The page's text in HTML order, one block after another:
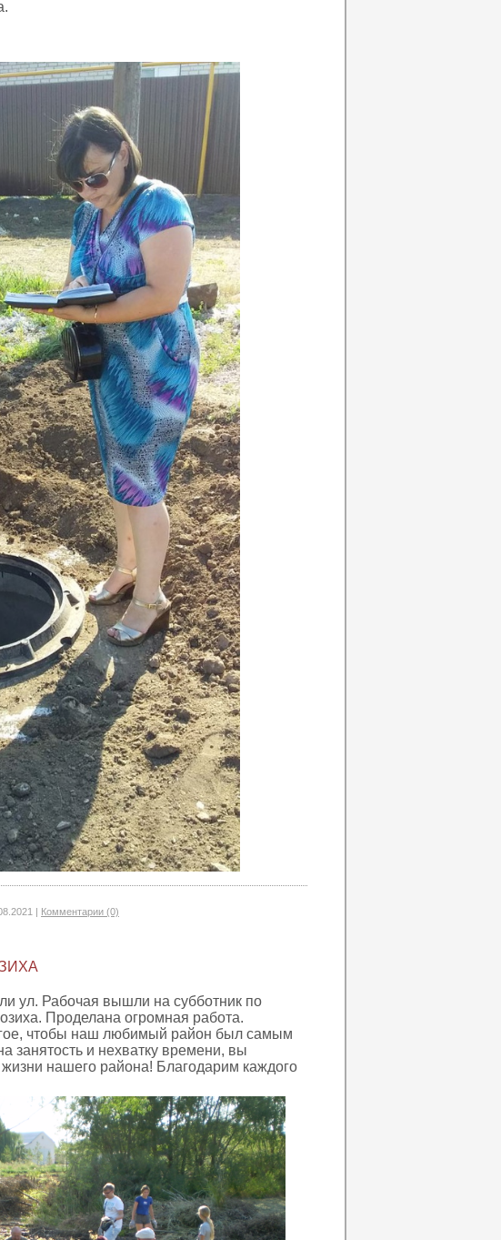
| Комментарии (0)
ул. Рабочая вышли на субботник по
Проделана огромная работа.
чтобы наш любимый район был самым
занятость и нехватку времени, вы
жизни нашего района! Благодарим каждого